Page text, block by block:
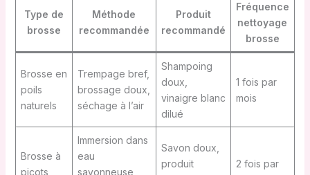
Type de
brosse
Méthode
recommandée
Produit
recommandé
Fréquence
nettoyage
brosse
Brosse en
poils
naturels
Trempage bref,
brossage doux,
séchage à l’air
Shampoing
doux,
vinaigre blanc
dilué
1 fois par
mois
Brosse à
picots
Immersion dans
eau
savonneuse,
Savon doux,
produit
2 fois par